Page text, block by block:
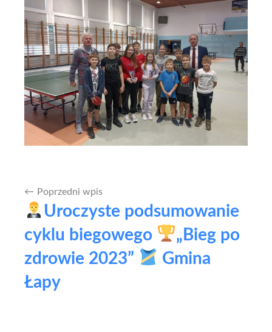
Nawigacja
wpisu
Poprzedni wpis
Uroczyste podsumowanie
cyklu biegowego
„Bieg po
zdrowie 2023”
Gmina
Łapy